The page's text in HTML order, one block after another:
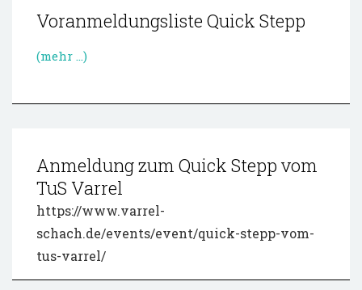
Voranmeldungsliste Quick Stepp
(mehr …)
Anmeldung zum Quick Stepp vom
TuS Varrel
https://www.varrel-
schach.de/events/event/quick-stepp-vom-
tus-varrel/